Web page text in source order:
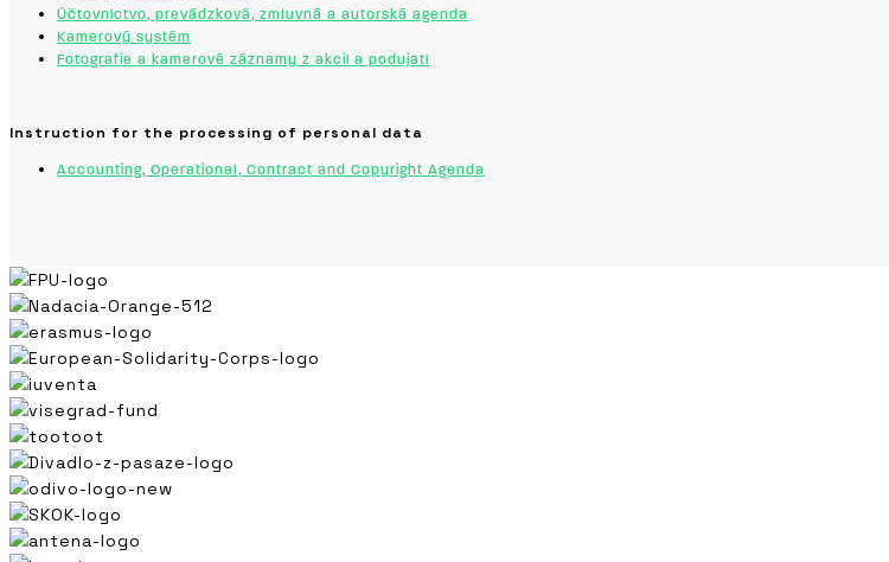
Účtovníctvo, prevádzková, zmluvná a autorská agenda
Kamerový systém
Fotografie a kamerové záznamy z akcií a podujatí
Instruction for the processing of personal data
Accounting, Operational, Contract and Copyright Agenda